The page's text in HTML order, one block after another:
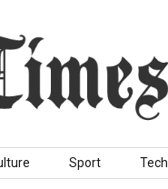
Sport Tech